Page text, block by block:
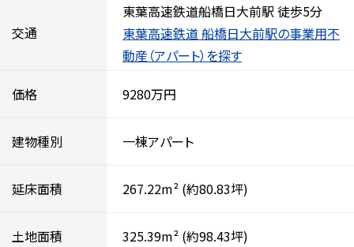
交通
東葉高速鉄道船橋日大前駅 徒歩5分
東葉高速鉄道 船橋日大前駅の事業用不
動産（アパート）を探す
価格 9280万円
建物種別 一棟アパート
延床面積 267.22m² (約80.83坪)
土地面積 325.39m² (約98.43坪)